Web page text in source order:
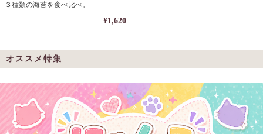
３種類の海苔を食べ比べ。
¥1,620
オススメ特集